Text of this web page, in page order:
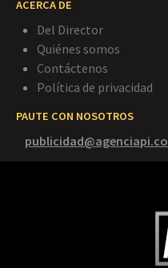
ACERCA DE
Del Director
Quiénes somos
Contáctenos
Política de privacidad
PAUTE CON NOSOTROS
publicidad@agenciapi.co